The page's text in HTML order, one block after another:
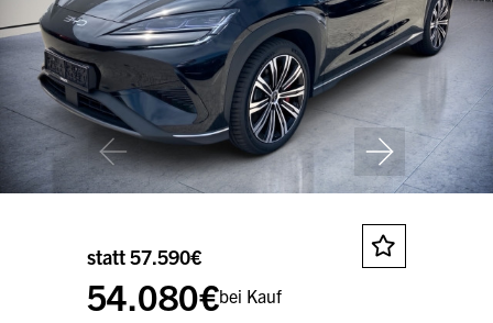
statt 57.590€
54.080€bei Kauf